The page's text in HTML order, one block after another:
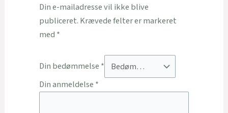
Din e-mailadresse vil ikke blive
publiceret. Krævede felter er markeret
med *
Din bedømmelse *
Din anmeldelse *